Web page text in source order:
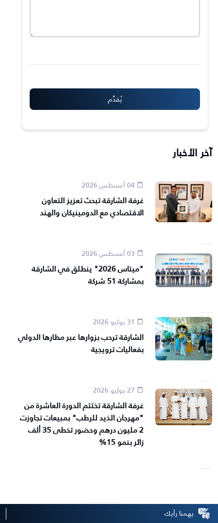
آخر الأخبار
04 أغسطس 2026
غرفة الشارقة تبحث تعزيز التعاون
الاقتصادي مع الدومينيكان والهند
"ميتاس 2026" ينطلق في الشارقة
بمشاركة 51 شركة
الشارقة ترحب بزوارها عبر مطارها الدولي
بفعاليات ترويجية
غرفة الشارقة تختتم الدورة العاشرة من
"مهرجان الذيد للرطب" بمبيعات تجاوزت
2 مليون درهم وحضور تخطى 35 ألف
زائر بنمو 15%
يهمنا رأيك